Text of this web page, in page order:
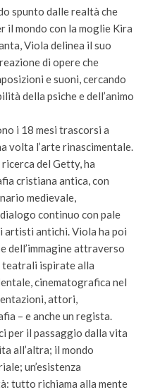
spunto dalle realtà che
il mondo con la moglie Kira
Viola delinea il suo
di opere che
e suoni, cercando
della psiche e dell’animo
i 18 mesi trascorsi a
volta l’arte rinascimentale.
del Getty, ha
cristiana antica, con
medievale,
continuo con pale
artisti antichi. Viola ha poi
dell’immagine attraverso
teatrali ispirate alla
cinematografica nel
attori,
– e anche un regista.
per il passaggio dalla vita
all’altra; il mondo
un’esistenza
tutto richiama alla mente